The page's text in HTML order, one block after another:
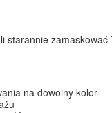
starannie zamaskować
na dowolny kolor